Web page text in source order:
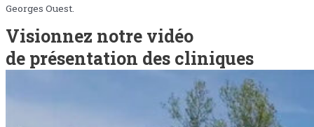
Georges Ouest.
Visionnez notre vidéo
de présentation des cliniques